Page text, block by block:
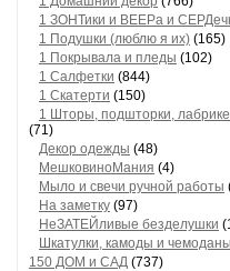
1 ЗОНТики и ВЕЕРа и
1 Подушки (люблю я их) (165)
1 Покрывала и пледы (102)
1 Салфетки (844)
1 Скатерти (150)
1 Шторы, подшторки,
(71)
Декор одежды (48)
МешковиноМания (4)
Мыло и свечи ручной работы
На заметку (97)
НеЗАТЕЙливые безделушки
Шкатулки, камоды и чемоданы
150 ДОМ и САД (737)